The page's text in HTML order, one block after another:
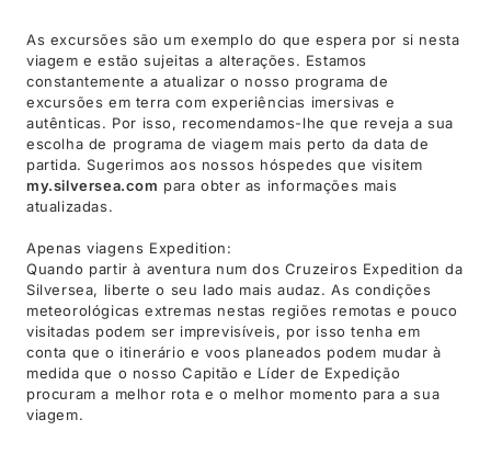
As excursões são um exemplo do que espera por si nesta
viagem e estão sujeitas a alterações. Estamos
constantemente a atualizar o nosso programa de
excursões em terra com experiências imersivas e
autênticas. Por isso, recomendamos-lhe que reveja a sua
escolha de programa de viagem mais perto da data de
partida. Sugerimos aos nossos hóspedes que visitem
my.silversea.com para obter as informações mais
atualizadas.
Apenas viagens Expedition:
Quando partir à aventura num dos Cruzeiros Expedition da
Silversea, liberte o seu lado mais audaz. As condições
meteorológicas extremas nestas regiões remotas e pouco
visitadas podem ser imprevisíveis, por isso tenha em
conta que o itinerário e voos planeados podem mudar à
medida que o nosso Capitão e Líder de Expedição
procuram a melhor rota e o melhor momento para a sua
viagem.